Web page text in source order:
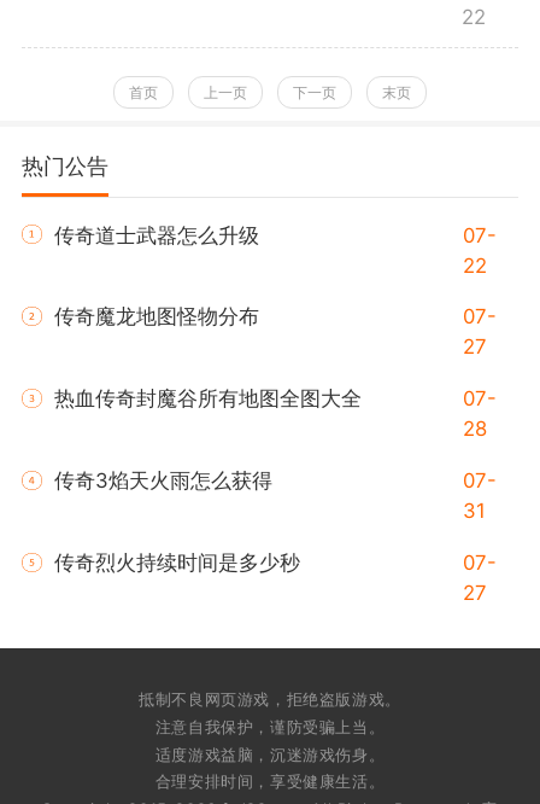
22
首页 上一页 下一页 末页
热门公告
传奇道士武器怎么升级
07-
22
传奇魔龙地图怪物分布
07-
27
热血传奇封魔谷所有地图全图大全
07-
28
传奇3焰天火雨怎么获得
07-
31
传奇烈火持续时间是多少秒
07-
27
抵制不良网页游戏，拒绝盗版游戏。
注意自我保护，谨防受骗上当。
适度游戏益脑，沉迷游戏伤身。
合理安排时间，享受健康生活。